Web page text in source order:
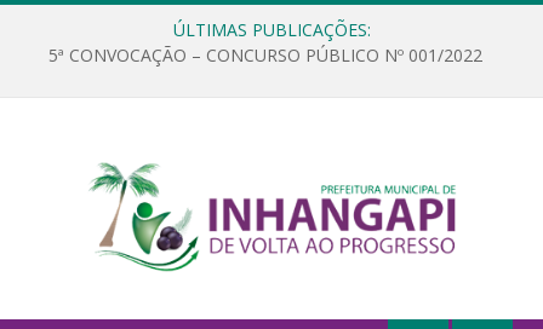
ÚLTIMAS PUBLICAÇÕES:
5ª CONVOCAÇÃO – CONCURSO PÚBLICO Nº 001/2022